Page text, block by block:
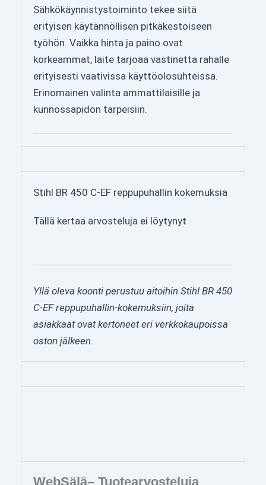
Sähkökäynnistystoiminto tekee siitä
erityisen käytännöllisen pitkäkestoiseen
työhön. Vaikka hinta ja paino ovat
korkeammat, laite tarjoaa vastinetta rahalle
erityisesti vaativissa käyttöolosuhteissa.
Erinomainen valinta ammattilaisille ja
kunnossapidon tarpeisiin.
Stihl BR 450 C-EF reppupuhallin kokemuksia
Tällä kertaa arvosteluja ei löytynyt
Yllä oleva koonti perustuu aitoihin Stihl BR 450
C-EF reppupuhallin-kokemuksiin, joita
asiakkaat ovat kertoneet eri verkkokaupoissa
oston jälkeen.
WebSälä– Tuotearvosteluja